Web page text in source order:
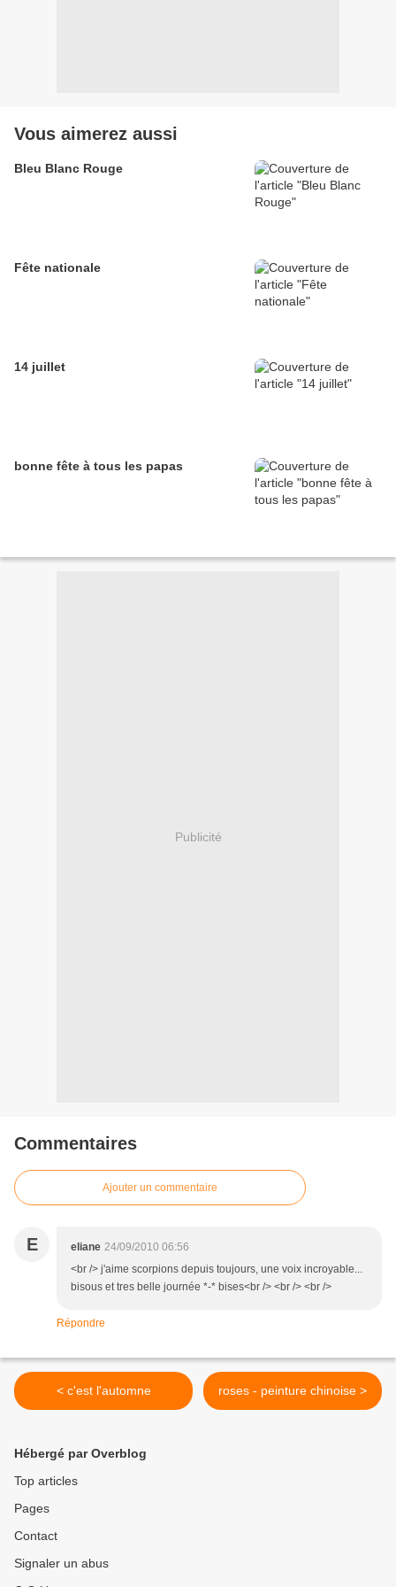
Vous aimerez aussi
Bleu Blanc Rouge
Fête nationale
14 juillet
bonne fête à tous les papas
Publicité
Commentaires
Ajouter un commentaire
E eliane 24/09/2010 06:56
<br /> j'aime scorpions depuis toujours, une voix incroyable...
bisous et tres belle journée *-* bises<br /> <br /> <br />
Répondre
< c'est l'automne roses - peinture chinoise >
Hébergé par Overblog
Top articles
Pages
Contact
Signaler un abus